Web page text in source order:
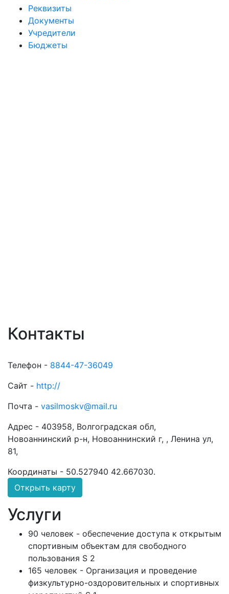
Реквизиты
Документы
Учредители
Бюджеты
Контакты
Телефон - 8844-47-36049
Сайт - http://
Почта - vasilmoskv@mail.ru
Адрес - 403958, Волгоградская обл,
Новоаннинский р-н, Новоаннинский г, , Ленина ул,
81,
Координаты - 50.527940 42.667030.
Открыть карту
Услуги
90 человек - обеспечение доступа к открытым
спортивным объектам для свободного
пользования S 2
165 человек - Организация и проведение
физкультурно-оздоровительных и спортивных